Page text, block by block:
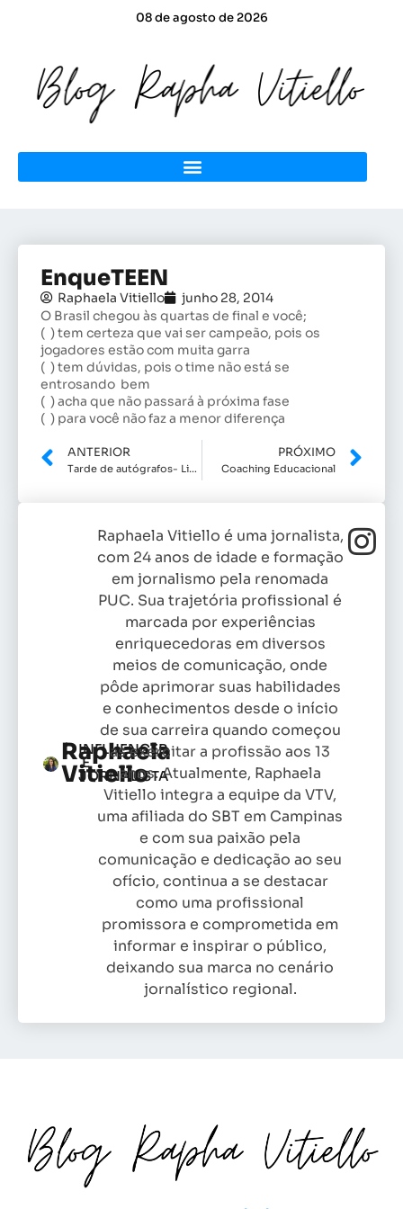
08 de agosto de 2026
EnqueTEEN
Raphaela Vitiello
junho 28, 2014
O Brasil chegou às quartas de final e você;
( ) tem certeza que vai ser campeão, pois os
jogadores estão com muita garra
( ) tem dúvidas, pois o time não está se
entrosando bem
( ) acha que não passará à próxima fase
( ) para você não faz a menor diferença
ANTERIOR
Tarde de autógrafos- Livro: O quintal
PRÓXIMO
Coaching Educacional
Raphaela
Vitiello
INFLUENCER
E
JORNALISTA
Raphaela Vitiello é uma jornalista,
com 24 anos de idade e formação
em jornalismo pela renomada
PUC. Sua trajetória profissional é
marcada por experiências
enriquecedoras em diversos
meios de comunicação, onde
pôde aprimorar suas habilidades
e conhecimentos desde o início
de sua carreira quando começou
as exercitar a profissão aos 13
anos. Atualmente, Raphaela
Vitiello integra a equipe da VTV,
uma afiliada do SBT em Campinas
e com sua paixão pela
comunicação e dedicação ao seu
ofício, continua a se destacar
como uma profissional
promissora e comprometida em
informar e inspirar o público,
deixando sua marca no cenário
jornalístico regional.